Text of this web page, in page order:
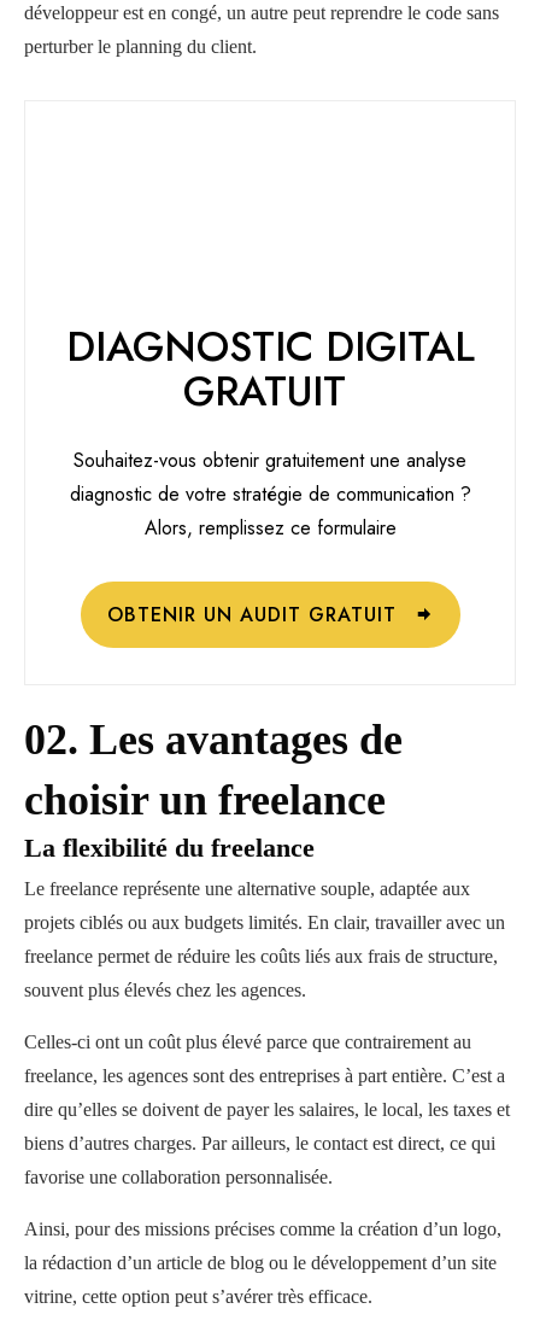
développeur est en congé, un autre peut reprendre le code sans
perturber le planning du client.
DIAGNOSTIC DIGITAL
GRATUIT
Souhaitez-vous obtenir gratuitement une analyse
diagnostic de votre stratégie de communication ?
Alors, remplissez ce formulaire
OBTENIR UN AUDIT GRATUIT
02. Les avantages de
choisir un freelance
La flexibilité du freelance
Le freelance représente une alternative souple, adaptée aux
projets ciblés ou aux budgets limités. En clair, travailler avec un
freelance permet de réduire les coûts liés aux frais de structure,
souvent plus élevés chez les agences.
Celles-ci ont un coût plus élevé parce que contrairement au
freelance, les agences sont des entreprises à part entière. C’est a
dire qu’elles se doivent de payer les salaires, le local, les taxes et
biens d’autres charges. Par ailleurs, le contact est direct, ce qui
favorise une collaboration personnalisée.
Ainsi, pour des missions précises comme la création d’un logo,
la rédaction d’un article de blog ou le développement d’un site
vitrine, cette option peut s’avérer très efficace.